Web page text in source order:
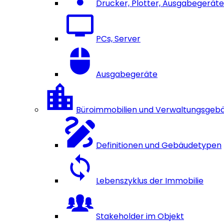
Drucker, Plotter, Ausgabegeräte
PCs, Server
Ausgabegeräte
Büroimmobilien und
Definitionen und Gebäudetypen
Lebenszyklus der Immobilie
Stakeholder im Objekt